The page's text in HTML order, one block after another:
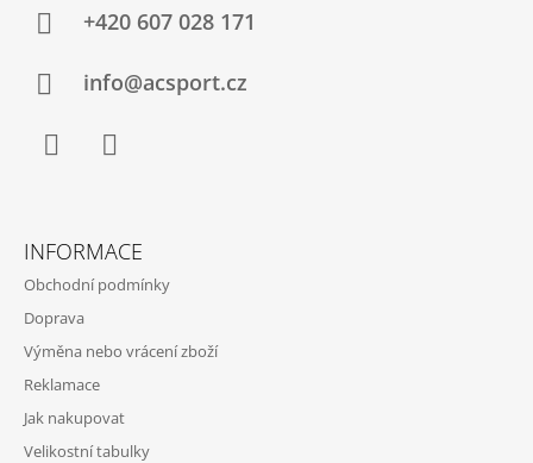
+420 607 028 171
info@acsport.cz
INFORMACE
Obchodní podmínky
Doprava
Výměna nebo vrácení zboží
Reklamace
Jak nakupovat
Velikostní tabulky